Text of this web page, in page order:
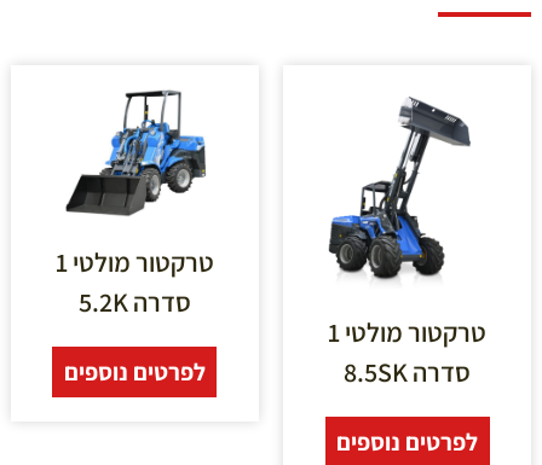
טרקטור מולטי 1
סדרה 8.5SK
לפרטים נוספים
טרקטור מולטי 1
סדרה 5.2K
לפרטים נוספים